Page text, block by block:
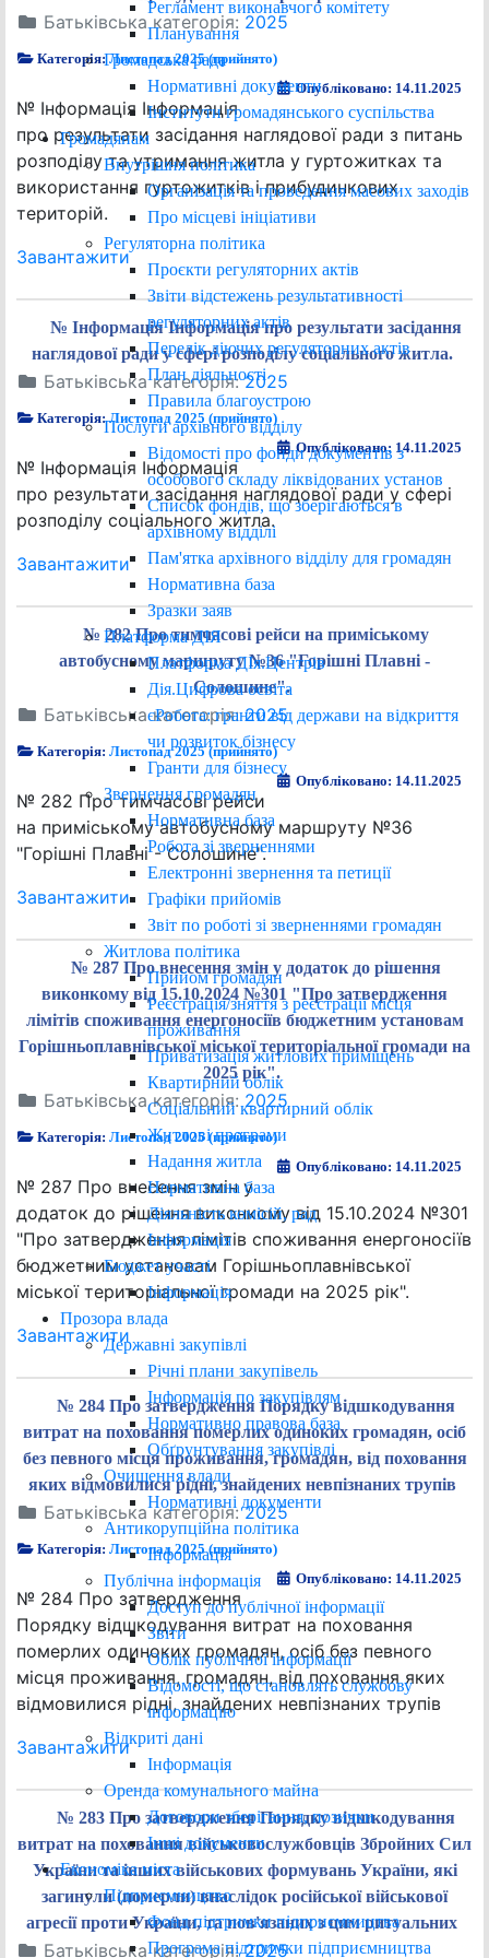
Регламент виконавчого комітету
Планування
Громадська рада
Нормативні документи
Інститути громадянського суспільства
Громадянам
Внутрішня політика
Організація та проведення масових заходів
Про місцеві ініціативи
Регуляторна політика
Проєкти регуляторних актів
Звіти відстежень результативності
регуляторних актів
Перелік діючих регуляторних актів
План діяльності
Правила благоустрою
Послуги архівного відділу
Відомості про фонди документів з
особового складу ліквідованих установ
Список фондів, що зберігаються в
архівному відділі
Пам'ятка архівного відділу для громадян
Нормативна база
Зразки заяв
Платформа ДІЯ
Платформа ДІя.Центрів
Дія.Цифрова освіта
єРобота: гранти від держави на відкриття
чи розвиток бізнесу
Гранти для бізнесу
Звернення громадян
Нормативна база
Робота зі зверненнями
Електронні звернення та петиції
Графіки прийомів
Звіт по роботі зі зверненнями громадян
Житлова політика
Прийом громадян
Реєстрація/зняття з реєстрації місця
проживання
Приватизація житлових приміщень
Квартирний облік
Соціальний квартирний облік
Житлові програми
Надання житла
Нормативна база
Діяльність комісій, рад
Інформація
Бюджет участі
Інформація
Прозора влада
Державні закупівлі
Річні плани закупівель
Інформація по закупівлям
Нормативно правова база
Обґрунтування закупівлі
Очищення влади
Нормативні документи
Антикорупційна політика
Інформація
Публічна інформація
Доступ до публічної інформації
Звіти
Облік публічної інформації
Відомості, що становлять службову
інформацію
Відкриті дані
Інформація
Оренда комунального майна
Договори зберігання, позички
Інші документи
Економіка міста
Підприємництво
Фонд підтримки підприємництва
Програма підтримки підприємництва
Батьківська категорія: 2025
Категорія:Листопад 2025 (прийнято)
Опубліковано: 14.11.2025
№ Інформація Інформація
про результати засідання наглядової ради з питань
розподілу та утримання житла у гуртожитках та
використання гуртожитків і прибудинкових
територій.
Завантажити
№ Інформація Інформація про результати засідання
наглядової ради у сфері розподілу соціального житла.
Батьківська категорія:2025
Категорія:Листопад 2025 (прийнято)
Опубліковано: 14.11.2025
№ Інформація Інформація
про результати засідання наглядової ради у сфері
розподілу соціального житла.
Завантажити
№ 282 Про тимчасові рейси на приміському
автобусному маршруту №36 "Горішні Плавні -
Солошине".
Батьківська категорія:2025
Категорія:Листопад 2025 (прийнято)
Опубліковано: 14.11.2025
№ 282 Про тимчасові рейси
на приміському автобусному маршруту №36
"Горішні Плавні - Солошине".
Завантажити
№ 287 Про внесення змін у додаток до рішення
виконкому від 15.10.2024 №301 "Про затвердження
лімітів споживання енергоносіїв бюджетним установам
Горішньоплавнівської міської територіальної громади на
2025 рік".
Батьківська категорія:2025
Категорія:Листопад 2025 (прийнято)
Опубліковано: 14.11.2025
№ 287 Про внесення змін у
додаток до рішення виконкому від 15.10.2024 №301
"Про затвердження лімітів споживання енергоносіїв
бюджетним установам Горішньоплавнівської
міської територіальної громади на 2025 рік".
Завантажити
№ 284 Про затвердження Порядку відшкодування
витрат на поховання померлих одиноких громадян, осіб
без певного місця проживання, громадян, від поховання
яких відмовилися рідні, знайдених невпізнаних трупів
Батьківська категорія:2025
Категорія:Листопад 2025 (прийнято)
Опубліковано: 14.11.2025
№ 284 Про затвердження
Порядку відшкодування витрат на поховання
померлих одиноких громадян, осіб без певного
місця проживання, громадян, від поховання яких
відмовилися рідні, знайдених невпізнаних трупів
Завантажити
№ 283 Про затвердження Порядку відшкодування
витрат на поховання військовослужбовців Збройних Сил
України та інших військових формувань України, які
загинули (померли) внаслідок російської військової
агресії проти України, та пов'язаних з цим ритуальних
Батьківська категорія:2025